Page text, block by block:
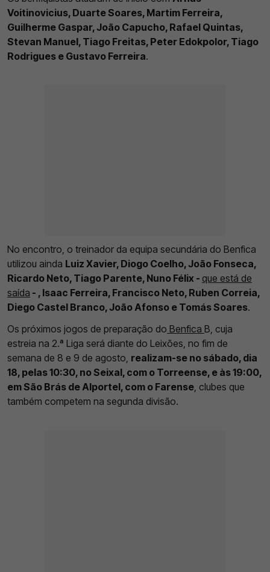
Voitinovicius, Duarte Soares, Martim Ferreira,
Guilherme Gaspar, João Capucho, Rafael Quintas,
Stevan Manuel, Tiago Freitas, Peter Edokpolor, Tiago
Rodrigues e Gustavo Ferreira.
No encontro, o treinador da equipa secundária do Benfica
utilizou ainda Luiz Xavier, Diogo Coelho, João Fonseca,
Ricardo Neto, Tiago Parente, Nuno Félix - que está de
saída - , Isaac Ferreira, Francisco Neto, Ruben Correia,
Diego Castel Branco, João Afonso e Tomás Soares.
Os próximos jogos de preparação do Benfica B, cuja
estreia na 2.ª Liga será diante do Leixões, no fim de
semana de 8 e 9 de agosto, realizam-se no sábado, dia
18, pelas 10:30, no Seixal, com o Torreense, e às 19:00,
em São Brás de Alportel, com o Farense , clubes que
também competem na segunda divisão.